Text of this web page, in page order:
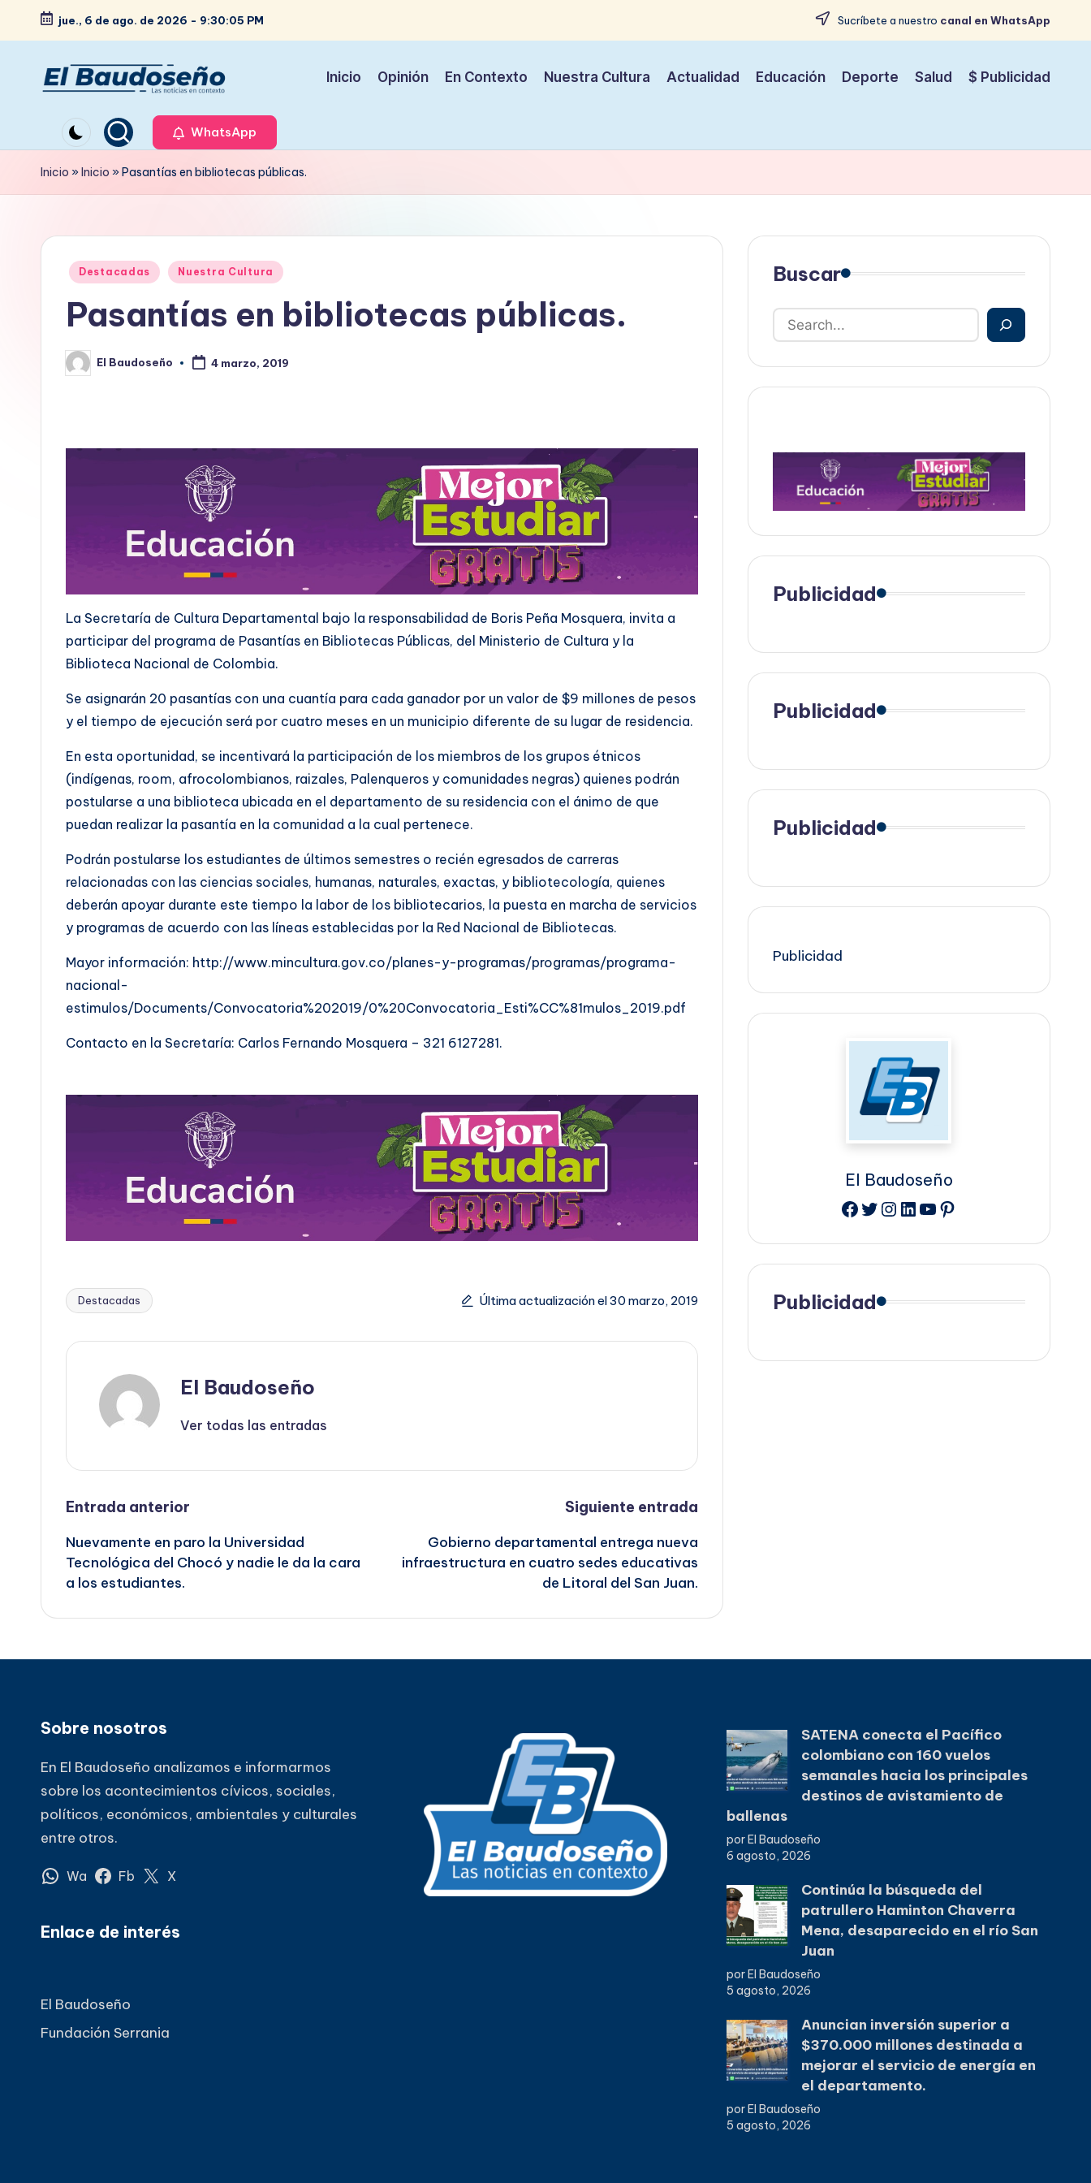
Saltar
contenido
jue., 6 de ago. de 2026 - 9:30:06 PM Sucríbete a nuestro canal en WhatsApp
e
ri
d
noticias
en
contexto
Inicio Opinión En Contexto Nuestra Cultura Actualidad Educación Deporte Salud $ Publicidad
WhatsApp
Inicio »Inicio »Pasantías en bibliotecas públicas.
Publicado
Destacadas Nuestra Cultura
Pasantías en bibliotecas públicas.
Publicado
por
El Baudoseño 4 marzo, 2019
La Secretaría de Cultura Departamental bajo la responsabilidad de Boris Peña Mosquera, invita a
participar del programa de Pasantías en Bibliotecas Públicas, del Ministerio de Cultura y la
Biblioteca Nacional de Colombia.
Se asignarán 20 pasantías con una cuantía para cada ganador por un valor de $9 millones de pesos
y el tiempo de ejecución será por cuatro meses en un municipio diferente de su lugar de residencia.
En esta oportunidad, se incentivará la participación de los miembros de los grupos étnicos
(indígenas, room, afrocolombianos, raizales, Palenqueros y comunidades negras) quienes podrán
postularse a una biblioteca ubicada en el departamento de su residencia con el ánimo de que
puedan realizar la pasantía en la comunidad a la cual pertenece.
Podrán postularse los estudiantes de últimos semestres o recién egresados de carreras
relacionadas con las ciencias sociales, humanas, naturales, exactas, y bibliotecología, quienes
deberán apoyar durante este tiempo la labor de los bibliotecarios, la puesta en marcha de servicios
y programas de acuerdo con las líneas establecidas por la Red Nacional de Bibliotecas.
Mayor información: http://www.mincultura.gov.co/planes-y-programas/programas/programa-
nacional-
estimulos/Documents/Convocatoria%202019/0%20Convocatoria_Esti%CC%81mulos_2019.pdf
Contacto en la Secretaría: Carlos Fernando Mosquera – 321 6127281.
Etiquetas:
Destacadas Última actualización el 30 marzo, 2019
El Baudoseño
Ver todas las entradas
Navegación
de
entradas
Entrada anterior
Nuevamente en paro la Universidad
Tecnológica del Chocó y nadie le da la cara
a los estudiantes.
Siguiente entrada
Gobierno departamental entrega nueva
infraestructura en cuatro sedes educativas
de Litoral del San Juan.
Buscar
Publicidad
Publicidad
Publicidad
Publicidad
El Baudoseño
Facebook
Twitter
Instagram
LinkedIn
YouTube
Pinterest
Publicidad
Sobre nosotros
En El Baudoseño analizamos e informarmos
sobre los acontecimientos cívicos, sociales,
políticos, económicos, ambientales y culturales
entre otros.
Wa Fb X
Enlace de interés
El Baudoseño
Fundación Serrania
SATENA conecta el Pacífico
colombiano con 160 vuelos
semanales hacia los principales
destinos de avistamiento de
ballenas
por El Baudoseño
6 agosto, 2026
Continúa la búsqueda del
patrullero Haminton Chaverra
Mena, desaparecido en el río San
Juan
por El Baudoseño
5 agosto, 2026
Anuncian inversión superior a
$370.000 millones destinada a
mejorar el servicio de energía en
el departamento.
por El Baudoseño
5 agosto, 2026